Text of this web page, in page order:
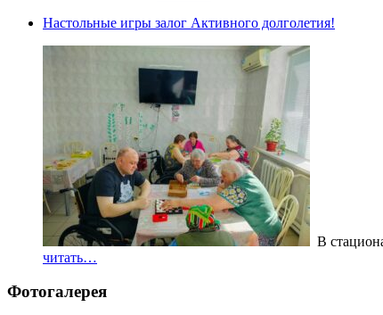
Настольные игры залог Активного долголетия!
В
читать…
Фотогалерея